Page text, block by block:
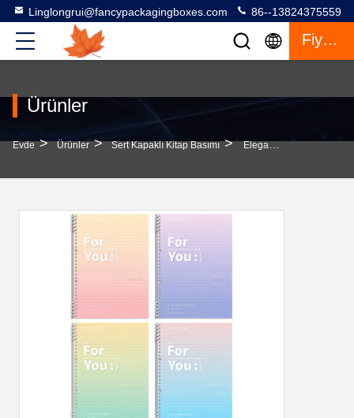
Linglongrui@fancypackagingboxes.com 86--13824375559
Fiyat Teklifi
Ürünler
Evde > Ürünler > Sert Kapaklı Kitap Basımı > Elegant Not Defteri Özel Sayfa Sayısı Ile Sabit Kapaklı Kitap Baskı